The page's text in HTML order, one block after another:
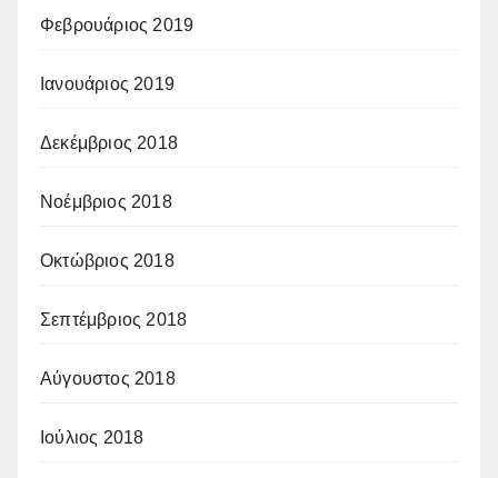
Φεβρουάριος 2019
Ιανουάριος 2019
Δεκέμβριος 2018
Νοέμβριος 2018
Οκτώβριος 2018
Σεπτέμβριος 2018
Αύγουστος 2018
Ιούλιος 2018